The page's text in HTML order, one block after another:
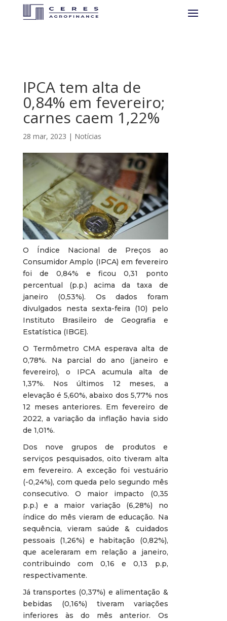
IPCA tem alta de
0,84% em fevereiro;
carnes caem 1,22%
28 mar, 2023 | Notícias
O Índice Nacional de Preços ao
Consumidor Amplo (IPCA) em fevereiro
foi de 0,84% e ficou 0,31 ponto
percentual (p.p.) acima da taxa de
janeiro (0,53%). Os dados foram
divulgados nesta sexta-feira (10) pelo
Instituto Brasileiro de Geografia e
Estatística (IBGE).
O Termômetro CMA esperava alta de
0,78%. Na parcial do ano (janeiro e
fevereiro), o IPCA acumula alta de
1,37%. Nos últimos 12 meses, a
elevação é 5,60%, abaixo dos 5,77% nos
12 meses anteriores. Em fevereiro de
2022, a variação da inflação havia sido
de 1,01%.
Dos nove grupos de produtos e
serviços pesquisados, oito tiveram alta
em fevereiro. A exceção foi vestuário
(-0,24%), com queda pelo segundo mês
consecutivo. O maior impacto (0,35
p.p.) e a maior variação (6,28%) no
índice do mês vieram de educação. Na
sequência, vieram saúde & cuidados
pessoais (1,26%) e habitação (0,82%),
que aceleraram em relação a janeiro,
contribuindo com 0,16 e 0,13 p.p,
respectivamente.
Já transportes (0,37%) e alimentação &
bebidas (0,16%) tiveram variações
inferiores às do mês anterior. Os